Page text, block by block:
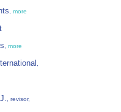
, more
, more
,
, revisor,